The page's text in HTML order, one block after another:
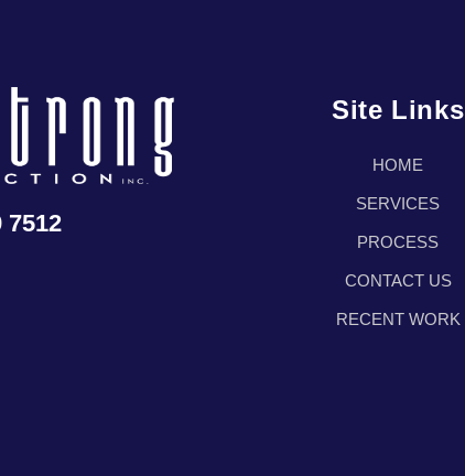
7512
Site Links
HOME
SERVICES
PROCESS
CONTACT US
RECENT WORK